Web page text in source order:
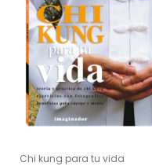
Chi kung para tu vida